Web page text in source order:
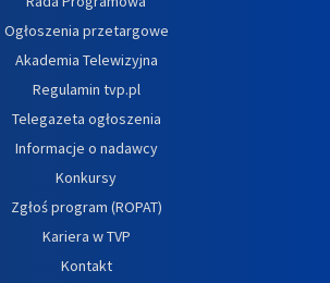
Ogłoszenia przetargowe
Akademia Telewizyjna
Regulamin tvp.pl
Telegazeta ogłoszenia
Informacje o nadawcy
Konkursy
Zgłoś program (ROPAT)
Kariera w TVP
Kontakt